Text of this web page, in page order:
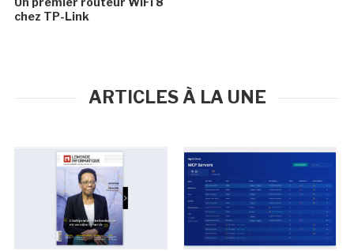
chez TP-Link
ARTICLES À LA UNE